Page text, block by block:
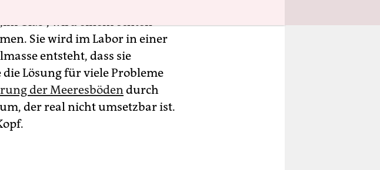
Glas“, wird einem echten
Sie wird im Labor in einer
entsteht, dass sie
Lösung für viele Probleme
der Meeresbödendurch
der real nicht umsetzbar ist.